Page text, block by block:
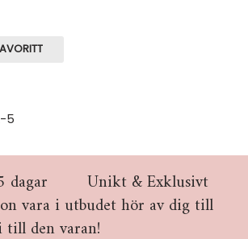
5
dagar
Unikt & Exklusivt
vara i utbudet hör av dig till
till den varan!